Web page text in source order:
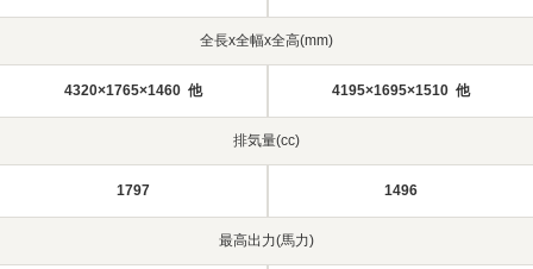
全長x全幅x全高(mm)
4320×1765×1460 他 4195×1695×1510 他
排気量(cc)
1797 1496
最高出力(馬力)